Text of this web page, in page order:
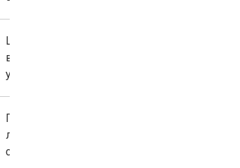
Широкий спектр,
включая морские
условия
Покрытия,
лакокрасочные
составы